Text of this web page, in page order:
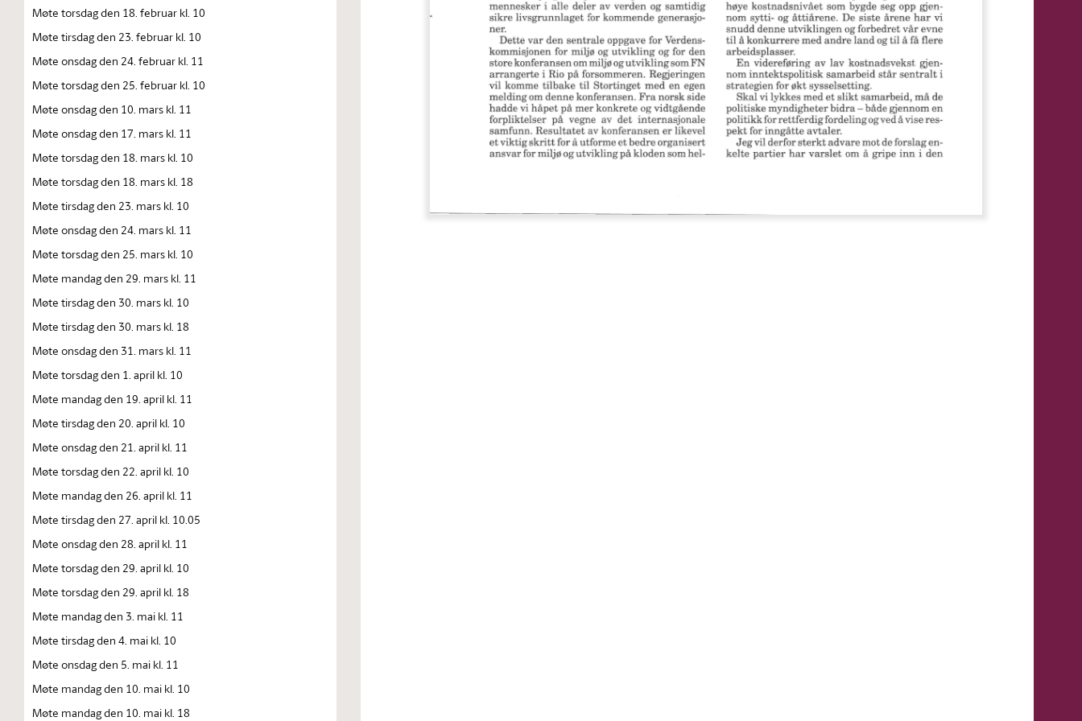
Møte torsdag den 18. februar kl. 10
Møte tirsdag den 23. februar kl. 10
Møte onsdag den 24. februar kl. 11
Møte torsdag den 25. februar kl. 10
Møte onsdag den 10. mars kl. 11
Møte onsdag den 17. mars kl. 11
Møte torsdag den 18. mars kl. 10
Møte torsdag den 18. mars kl. 18
Møte tirsdag den 23. mars kl. 10
Møte onsdag den 24. mars kl. 11
Møte torsdag den 25. mars kl. 10
Møte mandag den 29. mars kl. 11
Møte tirsdag den 30. mars kl. 10
Møte tirsdag den 30. mars kl. 18
Møte onsdag den 31. mars kl. 11
Møte torsdag den 1. april kl. 10
Møte mandag den 19. april kl. 11
Møte tirsdag den 20. april kl. 10
Møte onsdag den 21. april kl. 11
Møte torsdag den 22. april kl. 10
Møte mandag den 26. april kl. 11
Møte tirsdag den 27. april kl. 10.05
Møte onsdag den 28. april kl. 11
Møte torsdag den 29. april kl. 10
Møte torsdag den 29. april kl. 18
Møte mandag den 3. mai kl. 11
Møte tirsdag den 4. mai kl. 10
Møte onsdag den 5. mai kl. 11
Møte mandag den 10. mai kl. 10
Møte mandag den 10. mai kl. 18